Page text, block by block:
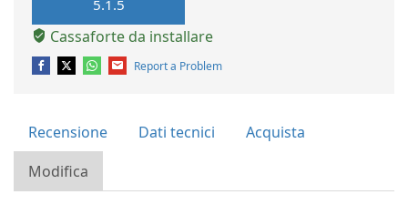
5.1.5
Cassaforte da installare
Report a Problem
Recensione Dati tecnici
Acquista
Modifica